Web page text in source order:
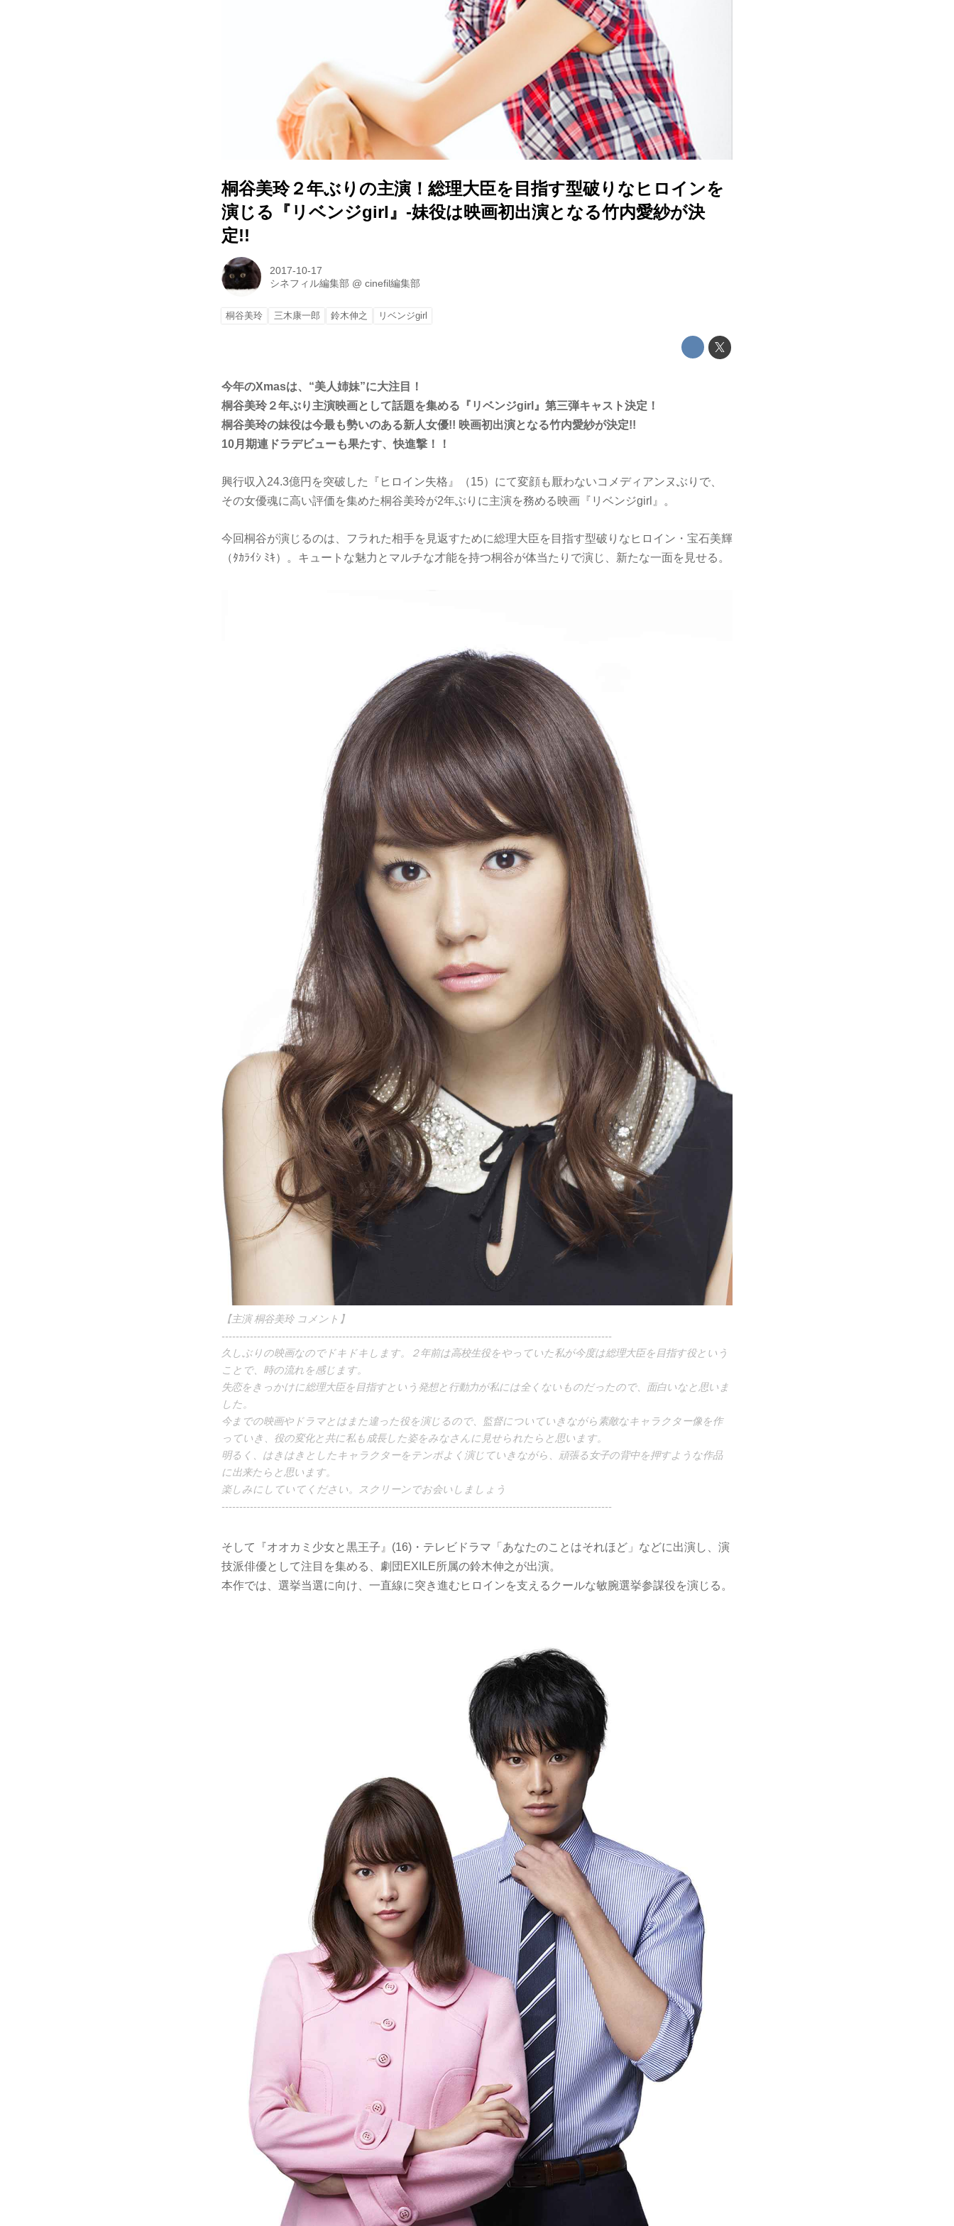
桐谷美玲２年ぶりの主演！総理大臣を目指す型破りなヒロインを
演じる『リベンジgirl』-妹役は映画初出演となる竹内愛紗が決
定!!
2017-10-17
シネフィル編集部 @cinefil編集部
桐谷美玲 三木康一郎 鈴木伸之 リベンジgirl
今年のXmasは、“美人姉妹”に大注目！
桐谷美玲２年ぶり主演映画として話題を集める『リベンジgirl』第三弾キャスト決定！
桐谷美玲の妹役は今最も勢いのある新人女優!! 映画初出演となる竹内愛紗が決定!!
10月期連ドラデビューも果たす、快進撃！！
興行収入24.3億円を突破した『ヒロイン失格』（15）にて変顔も厭わないコメディアンヌぶりで、
その女優魂に高い評価を集めた桐谷美玲が2年ぶりに主演を務める映画『リベンジgirl』。
今回桐谷が演じるのは、フラれた相手を見返すために総理大臣を目指す型破りなヒロイン・宝石美輝
（ﾀｶﾗｲｼ ﾐｷ）。キュートな魅力とマルチな才能を持つ桐谷が体当たりで演じ、新たな一面を見せる。
【主演 桐谷美玲 コメント】
--------------------------------------------------------------------------------------------------------------
久しぶりの映画なのでドキドキします。２年前は高校生役をやっていた私が今度は総理大臣を目指す役という
ことで、時の流れを感じます。
失恋をきっかけに総理大臣を目指すという発想と行動力が私には全くないものだったので、面白いなと思いま
した。
今までの映画やドラマとはまた違った役を演じるので、監督についていきながら素敵なキャラクター像を作
っていき、役の変化と共に私も成長した姿をみなさんに見せられたらと思います。
明るく、はきはきとしたキャラクターをテンポよく演じていきながら、頑張る女子の背中を押すような作品
に出来たらと思います。
楽しみにしていてください。スクリーンでお会いしましょう
--------------------------------------------------------------------------------------------------------------
そして『オオカミ少女と黒王子』(16)・テレビドラマ「あなたのことはそれほど」などに出演し、演
技派俳優として注目を集める、劇団EXILE所属の鈴木伸之が出演。
本作では、選挙当選に向け、一直線に突き進むヒロインを支えるクールな敏腕選挙参謀役を演じる。